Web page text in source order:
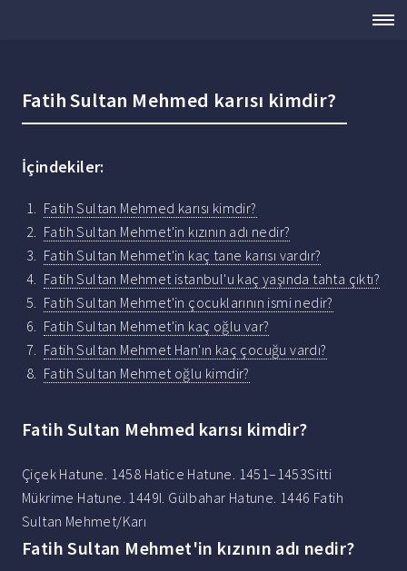
Fatih Sultan Mehmed karısı kimdir?
İçindekiler:
Fatih Sultan Mehmed karısı kimdir?
Fatih Sultan Mehmet'in kızının adı nedir?
Fatih Sultan Mehmet'in kaç tane karısı vardır?
Fatih Sultan Mehmet istanbul'u kaç yaşında tahta çıktı?
Fatih Sultan Mehmet'in çocuklarının ismi nedir?
Fatih Sultan Mehmet'in kaç oğlu var?
Fatih Sultan Mehmet Han'ın kaç çocuğu vardı?
Fatih Sultan Mehmet oğlu kimdir?
Fatih Sultan Mehmed karısı kimdir?
Çiçek Hatune. 1458 Hatice Hatune. 1451–1453Sitti
Mükrime Hatune. 1449I. Gülbahar Hatune. 1446 Fatih
Sultan Mehmet/Karı
Fatih Sultan Mehmet'in kızının adı nedir?